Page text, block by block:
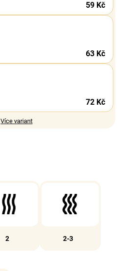
59 Kč
63 Kč
72 Kč
Více variant
2 2-3